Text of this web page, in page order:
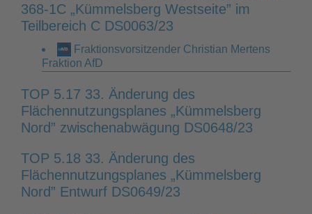
368-1C „Kümmelsberg Westseite” im
Teilbereich C DS0063/23
Fraktionsvorsitzender Christian Mertens
Fraktion AfD
TOP 5.17 33. Änderung des
Flächennutzungsplanes „Kümmelsberg
Nord” zwischenabwägung DS0648/23
TOP 5.18 33. Änderung des
Flächennutzungsplanes „Kümmelsberg
Nord” Entwurf DS0649/23